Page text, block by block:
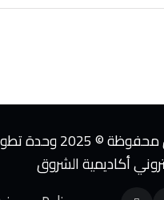
جميع الحقوق محفوظة
أكاديمية الشروق